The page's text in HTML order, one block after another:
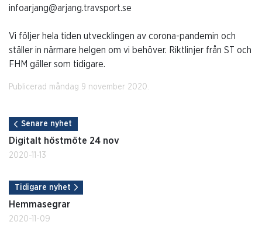
infoarjang@arjang.travsport.se
Vi följer hela tiden utvecklingen av corona-pandemin och
ställer in närmare helgen om vi behöver. Riktlinjer från ST och
FHM gäller som tidigare.
Publicerad måndag 9 november 2020.
Senare nyhet
Digitalt höstmöte 24 nov
2020-11-13
Tidigare nyhet
Hemmasegrar
2020-11-09